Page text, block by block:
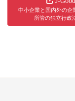
中小企業と国内外の企
所管の独立行政